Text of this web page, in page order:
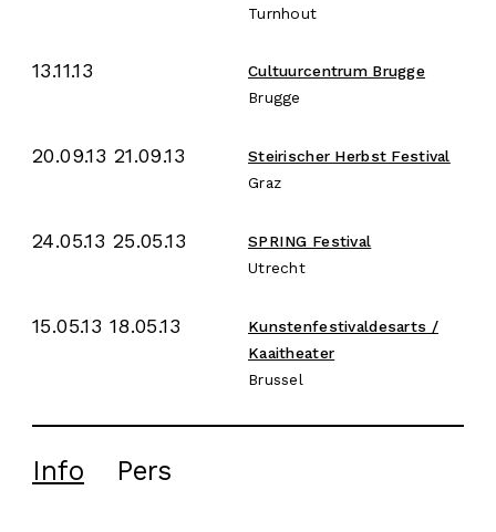
Turnhout
13.11.13
Cultuurcentrum Brugge
Brugge
20.09.13 21.09.13
Steirischer Herbst Festival
Graz
24.05.13 25.05.13
SPRING Festival
Utrecht
15.05.13 18.05.13
Kunstenfestivaldesarts /
Kaaitheater
Brussel
Info Pers